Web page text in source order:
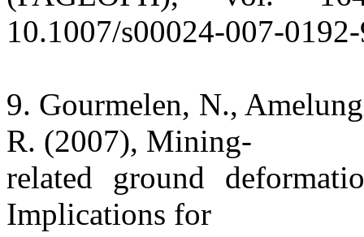
10.1007/s00024-007-
9. Gourmelen, N.,
R. (2007), Mining-
related ground
Implications for